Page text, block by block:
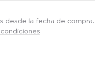
desde la fecha de compra.